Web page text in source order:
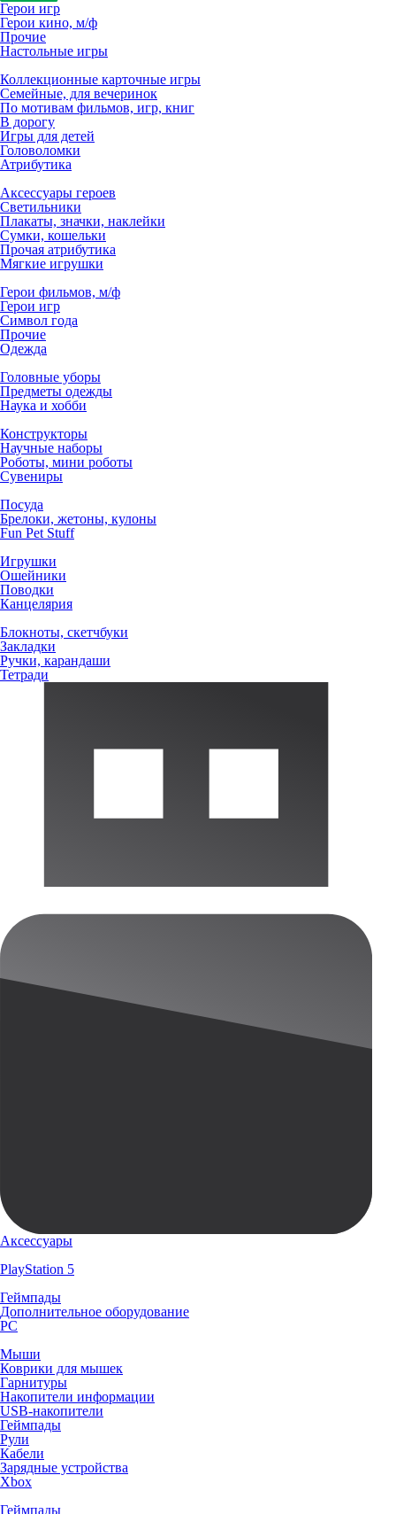
Герои игр
Герои кино, м/ф
Прочие
Настольные игры
Коллекционные карточные игры
Семейные, для вечеринок
По мотивам фильмов, игр, книг
В дорогу
Игры для детей
Головоломки
Атрибутика
Аксессуары героев
Светильники
Плакаты, значки, наклейки
Сумки, кошельки
Прочая атрибутика
Мягкие игрушки
Герои фильмов, м/ф
Герои игр
Символ года
Прочие
Одежда
Головные уборы
Предметы одежды
Наука и хобби
Конструкторы
Научные наборы
Роботы, мини роботы
Сувениры
Посуда
Брелоки, жетоны, кулоны
Fun Pet Stuff
Игрушки
Ошейники
Поводки
Канцелярия
Блокноты, скетчбуки
Закладки
Ручки, карандаши
Тетради
Аксессуары
PlayStation 5
Геймпады
Дополнительное оборудование
PC
Мыши
Коврики для мышек
Гарнитуры
Накопители информации
USB-накопители
Геймпады
Рули
Кабели
Зарядные устройства
Xbox
Геймпады